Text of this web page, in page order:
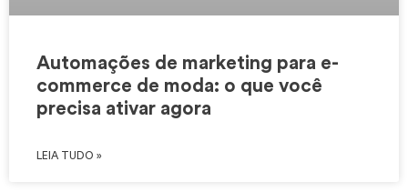
Automações de marketing para e-
commerce de moda: o que você
precisa ativar agora
LEIA TUDO »